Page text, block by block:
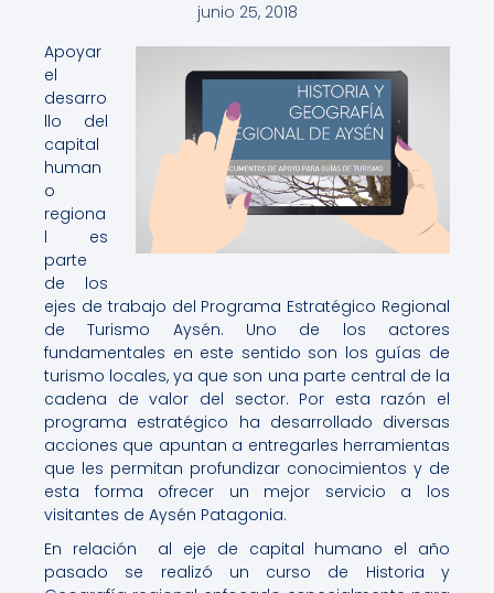
junio 25, 2018
Apoyar
el
desarro
llo del
capital
human
o
regiona
l es
parte
de los
ejes de trabajo del Programa Estratégico Regional
de Turismo Aysén. Uno de los actores
fundamentales en este sentido son los guías de
turismo locales, ya que son una parte central de la
cadena de valor del sector. Por esta razón el
programa estratégico ha desarrollado diversas
acciones que apuntan a entregarles herramientas
que les permitan profundizar conocimientos y de
esta forma ofrecer un mejor servicio a los
visitantes de Aysén Patagonia.
En relación al eje de capital humano el año
pasado se realizó un curso de Historia y